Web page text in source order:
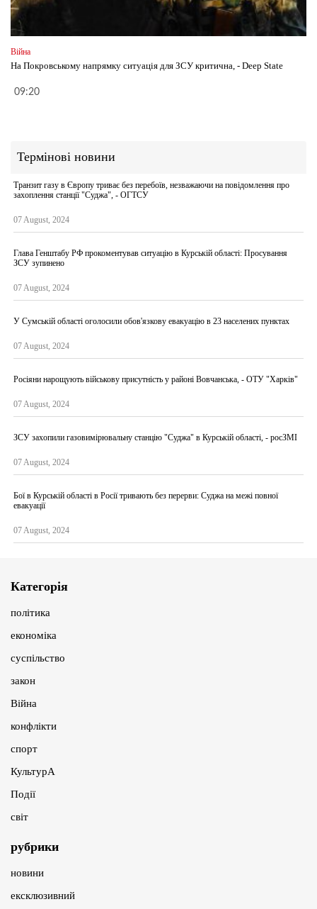
Війна
На Покровському напрямку ситуація для ЗСУ критична, - Deep State
09:20
Термінові новини
Транзит газу в Європу триває без перебоїв, незважаючи на повідомлення про
захоплення станції "Суджа", - ОГТСУ
07 August, 2024
Глава Генштабу РФ прокоментував ситуацію в Курській області: Просування
ЗСУ зупинено
07 August, 2024
У Сумській області оголосили обов'язкову евакуацію в 23 населених пунктах
07 August, 2024
Росіяни нарощують військову присутність у районі Вовчанська, - ОТУ "Харків"
07 August, 2024
ЗСУ захопили газовимірювальну станцію "Суджа" в Курській області, - росЗМІ
07 August, 2024
Бої в Курській області в Росії тривають без перерви: Суджа на межі повної
евакуації
07 August, 2024
Категорія
політика
економіка
суспільство
закон
Війна
конфлікти
спорт
КультурА
Події
світ
рубрики
новини
ексклюзивний